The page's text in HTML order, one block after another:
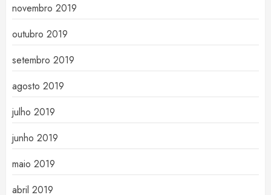
novembro 2019
outubro 2019
setembro 2019
agosto 2019
julho 2019
junho 2019
maio 2019
abril 2019